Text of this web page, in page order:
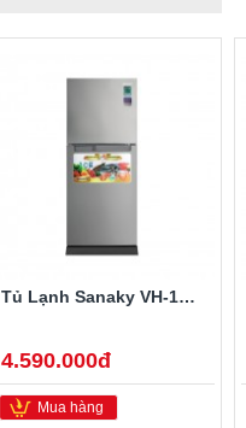
Tủ Lạnh Sanaky VH-148HPN 140 Lít
4.590.000đ
Mua hàng